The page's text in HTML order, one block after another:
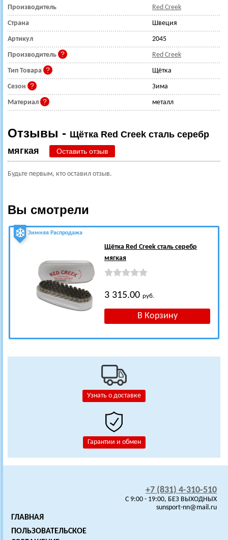
Узнать о доставке
Гарантии и обмен
Производитель Red Creek
Страна Швеция
Артикул 2045
Производитель Red Creek
Тип Товара Щётка
Сезон Зима
Материал металл
Отзывы - Щётка Red Creek сталь серебр
мягкая
Оставить отзыв
Будьте первым, кто оставил отзыв.
Вы смотрели
Зимняя Распродажа
Щётка Red Creek сталь серебр
мягкая
3 315.00руб.
+7 (831) 4-310-510
C 9:00 - 19:00, БЕЗ ВЫХОДНЫХ
sunsport-nn@mail.ru
ГЛАВНАЯ
ПОЛЬЗОВАТЕЛЬСКОЕ